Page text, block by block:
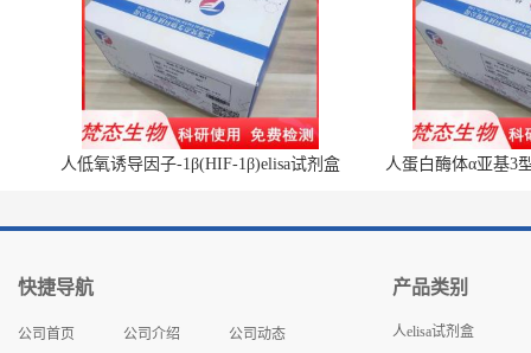
人低氧诱导因子-1β(HIF-1β)elisa试剂盒 人蛋白酶体α亚基3
快捷导航
公司首页 公司介绍 公司动态
产品类别
人elisa试剂盒